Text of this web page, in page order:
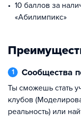
10 баллов за
«Абилимпикс»
1 Сообщества
ты сможешь стать участником экономического или ИТ-
клубов
реальность) или